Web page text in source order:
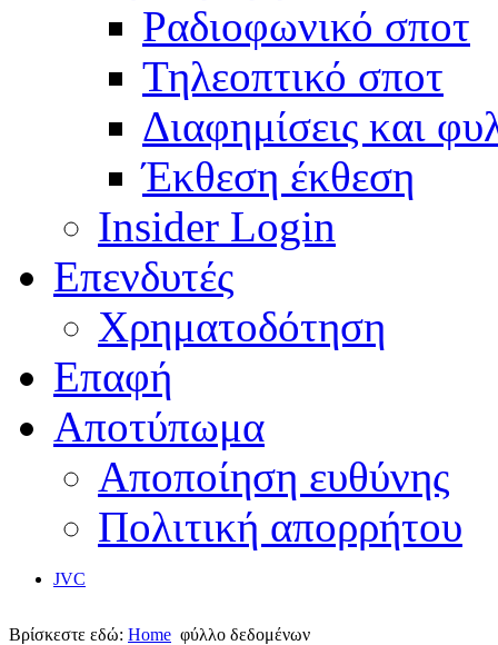
Ραδιοφωνικό σποτ
Τηλεοπτικό σποτ
Διαφημίσεις και
Έκθεση έκθεση
Insider Login
Επενδυτές
Χρηματοδότηση
Eπαφή
Αποτύπωμα
Αποποίηση ευθύνης
Πολιτική απορρήτου
JVC
Βρίσκεστε εδώ: Home φύλλο δεδομένων